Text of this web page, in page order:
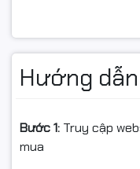
Kết nối đầy đủ, dễ
2 x USB 2.0
Hướng
Bước 1: Truy cập
mua